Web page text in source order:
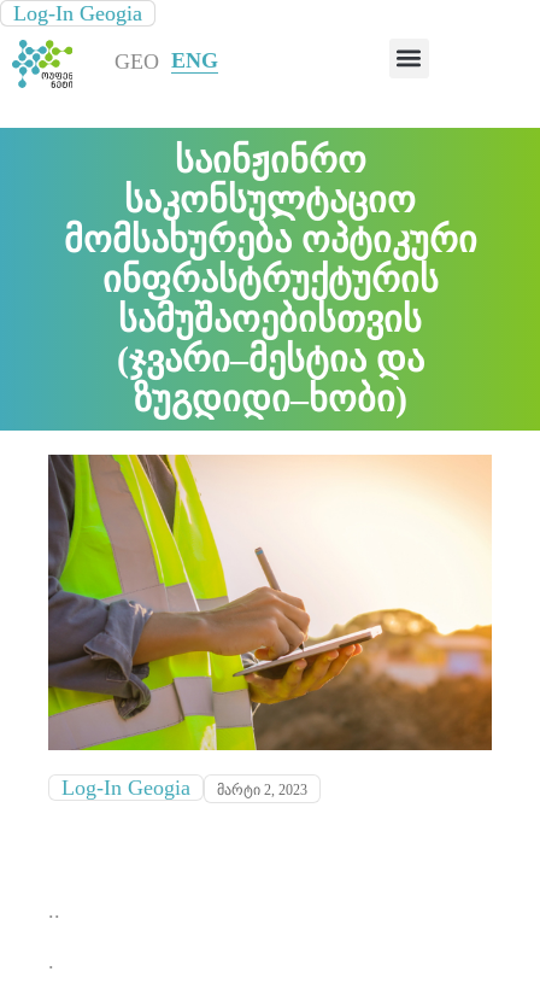
GEO ENG
საინჟინრო
საკონსულტაციო
მომსახურება ოპტიკური
ინფრასტრუქტურის
სამუშაოებისთვის
(ჯვარი–მესტია და
ზუგდიდი–ხობი)
Log-In Geogia
Log-In Geogia მარტი 2, 2023
Log-In Geogia
..
.